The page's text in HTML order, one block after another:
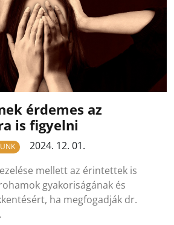
érdemes az
is figyelni
2024. 12. 01.
mellett az érintettek is
gyakoriságának és
ha megfogadják dr.